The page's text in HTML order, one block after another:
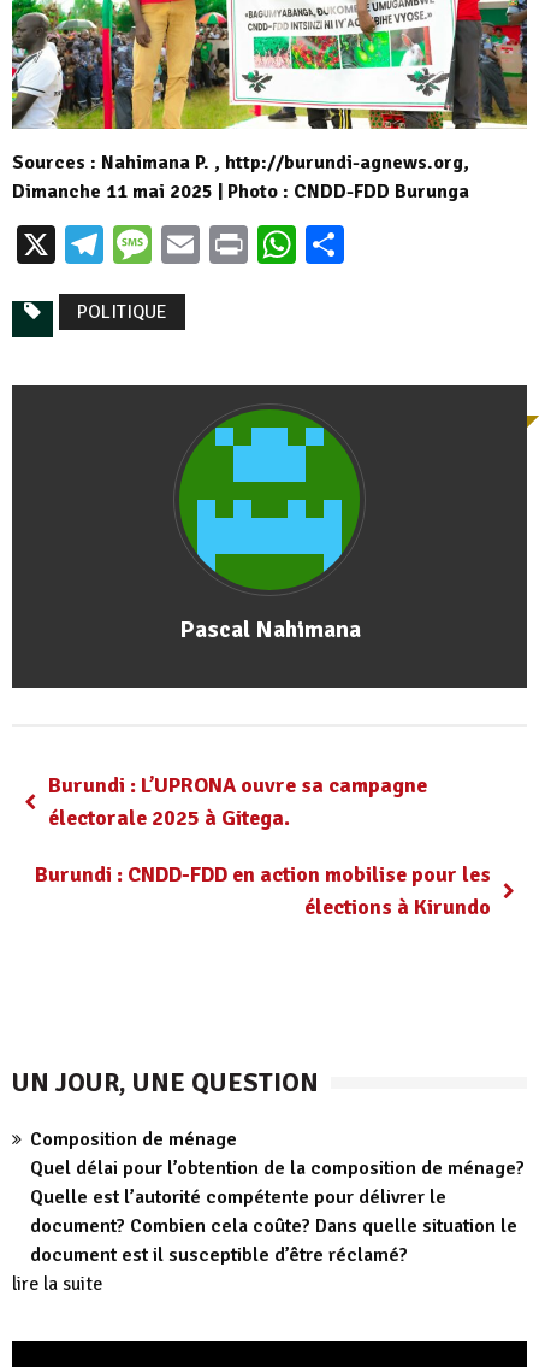
Sources : Nahimana P. , http://burundi-agnews.org,
Dimanche 11 mai 2025 | Photo : CNDD-FDD Burunga
X Telegram
Message
EmailPrintWhatsApp
POLITIQUE
Pascal Nahimana
Burundi : L’UPRONA ouvre sa campagne
électorale 2025 à Gitega.
Burundi : CNDD-FDD en action mobilise pour les
élections à Kirundo
UN JOUR, UNE QUESTION
Composition de ménage
Quel délai pour l’obtention de la composition de ménage?
Quelle est l’autorité compétente pour délivrer le
document? Combien cela coûte? Dans quelle situation le
document est il susceptible d’être réclamé?
lire la suite